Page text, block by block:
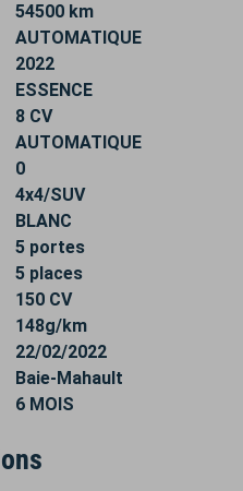
54500 km
AUTOMATIQUE
2022
ESSENCE
8 CV
AUTOMATIQUE
0
4x4/SUV
BLANC
5 portes
5 places
150 CV
148g/km
22/02/2022
Baie-Mahault
6 MOIS